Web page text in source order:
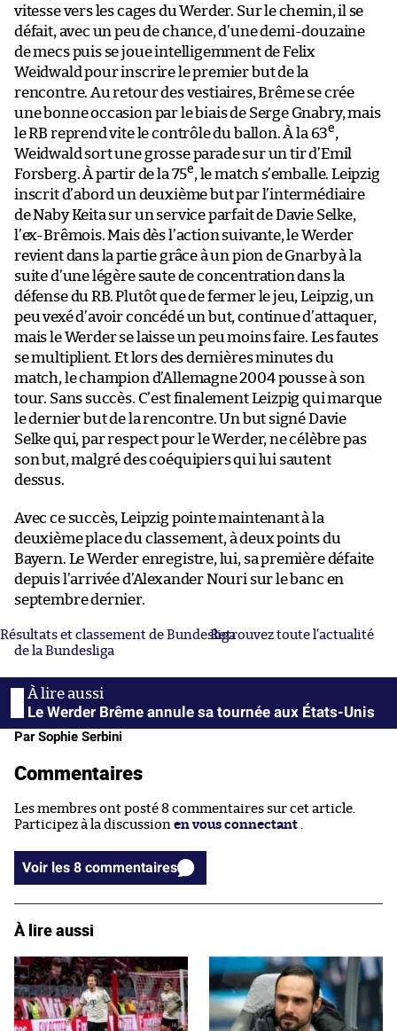
vitesse vers les cages du Werder. Sur le chemin, il se
défait, avec un peu de chance, d’une demi-douzaine
de mecs puis se joue intelligemment de Felix
Weidwald pour inscrire le premier but de la
rencontre. Au retour des vestiaires, Brême se crée
une bonne occasion par le biais de Serge Gnabry, mais
le RB reprend vite le contrôle du ballon. À la 63e,
Weidwald sort une grosse parade sur un tir d’Emil
Forsberg. À partir de la 75e, le match s’emballe. Leipzig
inscrit d’abord un deuxième but par l’intermédiaire
de Naby Keita sur un service parfait de Davie Selke,
l’ex-Brêmois. Mais dès l’action suivante, le Werder
revient dans la partie grâce à un pion de Gnarby à la
suite d’une légère saute de concentration dans la
défense du RB. Plutôt que de fermer le jeu, Leipzig, un
peu vexé d’avoir concédé un but, continue d’attaquer,
mais le Werder se laisse un peu moins faire. Les fautes
se multiplient. Et lors des dernières minutes du
match, le champion d’Allemagne 2004 pousse à son
tour. Sans succès. C’est finalement Leizpig qui marque
le dernier but de la rencontre. Un but signé Davie
Selke qui, par respect pour le Werder, ne célèbre pas
son but, malgré des coéquipiers qui lui sautent
dessus.
Avec ce succès, Leipzig pointe maintenant à la
deuxième place du classement, à deux points du
Bayern. Le Werder enregistre, lui, sa première défaite
depuis l’arrivée d’Alexander Nouri sur le banc en
septembre dernier.
Résultats et classement de BundesligaRetrouvez toute l’actualité
de la Bundesliga
Le Werder Brême annule sa tournée aux États-Unis
Par Sophie Serbini
Commentaires
Les membres ont posté 8 commentaires sur cet article.
Participez à la discussion en vous connectant .
Voir les 8 commentaires
À lire aussi